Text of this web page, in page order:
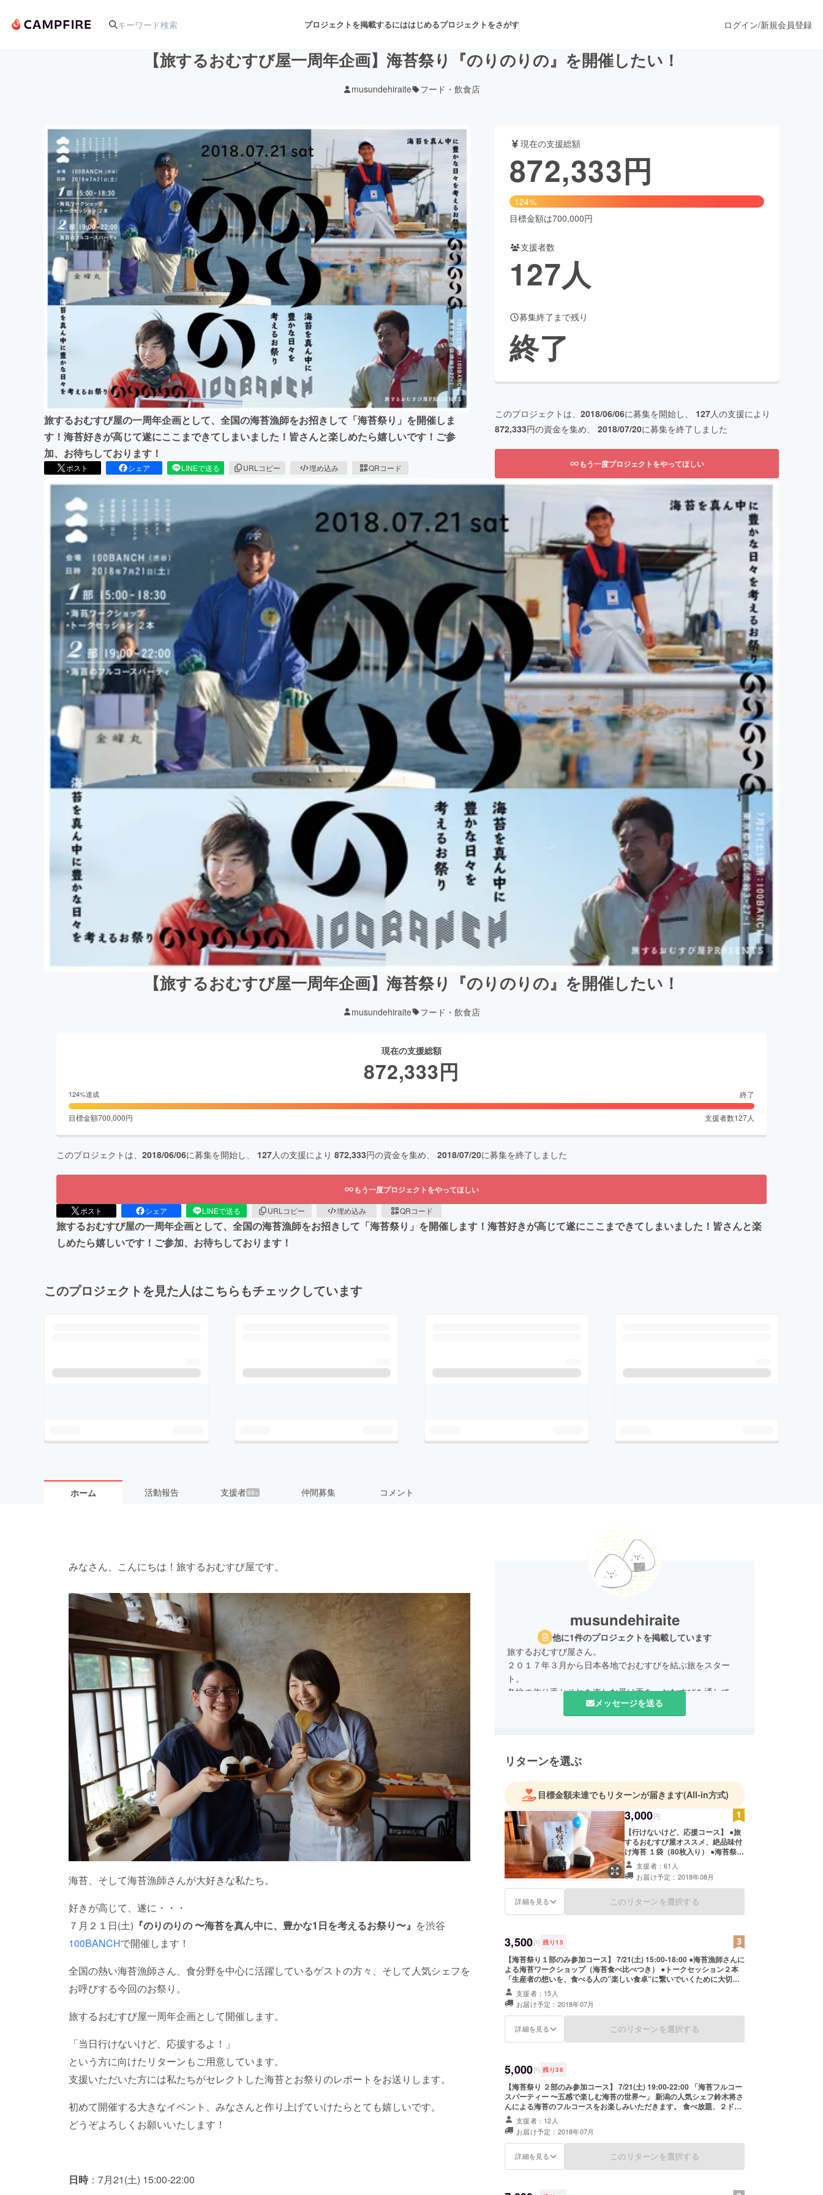
プロジェクトを掲載するにははじめるプロジェクトをさがす
アート・写真 音楽 舞台・パフォーマンス
テクノロジー・ガジェット ゲーム・サービス開発 フード・飲食店 ファッション
映像・映画 書籍・雑誌出版 アニメ・漫画
ビジネス・起業 チャレンジ ビューティー・ヘルスケア
まちづくり・地域活性化
CAMPFIRE for Social Good
CAMPFIRE Creation
CAMPFIREふるさと納税
machi-yaコミュニティ
ログイン/新規会員登録
【旅するおむすび屋一周年企画】海苔祭り『のりのりの』を開催したい！
musundehiraite フード・飲食店
旅するおむすび屋の一周年企画として、全国の海苔漁師をお招きして「海苔祭り」を開催しま
す！海苔好きが高じて遂にここまできてしまいました！皆さんと楽しめたら嬉しいです！ご参
加、お待ちしております！
ポスト シェア LINEで送る URLコピー 埋め込み QRコード
現在の支援総額
872,333円
124%
目標金額は700,000円
支援者数
127人
募集終了まで残り
終了
このプロジェクトは、 2018/06/06に募集を開始し、 127人の支援により
872,333円の資金を集め、 2018/07/20に募集を終了しました
もう一度プロジェクトをやってほしい
【旅するおむすび屋一周年企画】海苔祭り『のりのりの』を開催したい！
musundehiraite フード・飲食店
現在の支援総額
872,333円
124%達成 終了
目標金額700,000円 支援者数127人
このプロジェクトは、 2018/06/06に募集を開始し、 127人の支援により 872,333円の資金を集め、 2018/07/20に募集を終了しました
もう一度プロジェクトをやってほしい
ポスト シェア LINEで送る URLコピー 埋め込み QRコード
旅するおむすび屋の一周年企画として、全国の海苔漁師をお招きして「海苔祭り」を開催します！海苔好きが高じて遂にここまできてしまいました！皆さんと楽
しめたら嬉しいです！ご参加、お待ちしております！
このプロジェクトを見た人はこちらもチェックしています
ホーム 活動報告 支援者99+ 仲間募集 コメント
みなさん、こんにちは！旅するおむすび屋です。
海苔、そして海苔漁師さんが大好きな私たち。
好きが高じて、遂に・・・
７月２１日(土) 『のりのりの 〜海苔を真ん中に、豊かな1日を考えるお祭り〜』 を渋谷
100BANCHで開催します！
全国の熱い海苔漁師さん、食分野を中心に活躍しているゲストの方々、そして人気シェフを
お呼びする今回のお祭り。
旅するおむすび屋一周年企画として開催します。
「当日行けないけど、応援するよ！」
という方に向けたリターンもご用意しています。
支援いただいた方には私たちがセレクトした海苔とお祭りのレポートをお送りします。
初めて開催する大きなイベント、みなさんと作り上げていけたらとても嬉しいです。
どうぞよろしくお願いいたします！
日時：7月21(土) 15:00-22:00
musundehiraite
他に1件のプロジェクトを掲載しています
旅するおむすび屋さん。
２０１７年３月から日本各地でおむすびを結ぶ旅をスター
ト。
各地の作り手とそれを楽しむ受け手を、おむすびを通して結
「おむすびが好き」が共通点のさくらと香菜の２人で活動
メッセージを送る
リターンを選ぶ
目標金額未達でもリターンが届きます(All-in方式)
3,000円
【行けないけど、応援コース】 ●旅
するおむすび屋オススメ、絶品味付
け海苔 １袋（80枚入り） ●海苔祭り
ご報告レポート ●お礼のお手紙
支援者：61人
お届け予定：2018年08月
詳細を見る このリターンを選択する
3,500円 残り15
【海苔祭り１部のみ参加コース】 7/21(土) 15:00-18:00 ●海苔漁師さんに
よる海苔ワークショップ（海苔食べ比べつき） ●トークセッション２本
「生産者の想いを、食べる人の”楽しい食卓”に繋いでいくために大切な
こと」 「サスティナブルな世界を目指す仕組みのつくり方・育て方」 ※
イベント当日は受付にお名前をお伝えください
支援者：15人
お届け予定：2018年07月
詳細を見る このリターンを選択する
5,000円 残り38
【海苔祭り ２部のみ参加コース】 7/21(土) 19:00-22:00 「海苔フルコー
スパーティー 〜五感で楽しむ海苔の世界〜」 新潟の人気シェフ鈴木将さ
んによる海苔のフルコースをお楽しみいただきます。 食べ放題、２ドリ
ンク付き。 ※イベント当日は受付にお名前をお伝えください
支援者：12人
お届け予定：2018年07月
詳細を見る このリターンを選択する